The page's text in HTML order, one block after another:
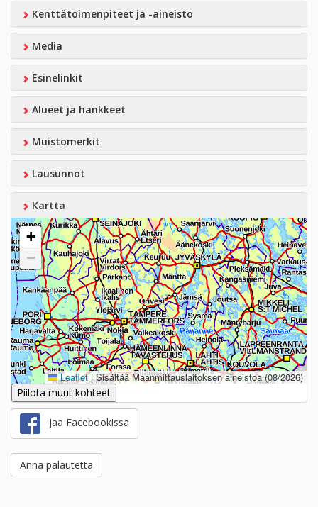
Kenttätoimenpiteet ja -aineisto
Media
Esinelinkit
Alueet ja hankkeet
Muistomerkit
Lausunnot
Kartta
+
−
Leaflet |Sisältää Maanmittauslaitoksen aineistoa (08/2026)
Piilota muut kohteet
Jaa Facebookissa
Anna palautetta